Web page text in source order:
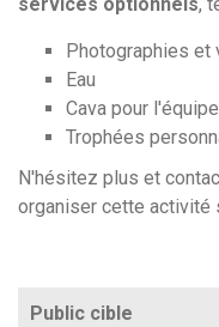
Photographies
Eau
Cava pour
Trophées
N'hésitez plus et
organiser cette activité
Public cible